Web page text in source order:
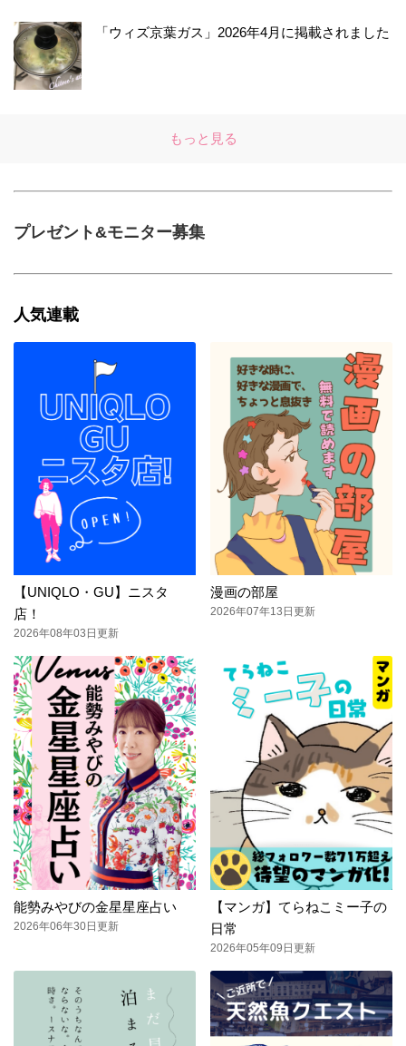
「ウィズ京葉ガス」2026年4月に掲載されました
もっと見る
プレゼント&モニター募集
人気連載
【UNIQLO・GU】ニスタ
店！
2026年08年03日更新
漫画の部屋
2026年07年13日更新
能勢みやびの金星星座占い
2026年06年30日更新
【マンガ】てらねこミー子の
日常
2026年05年09日更新